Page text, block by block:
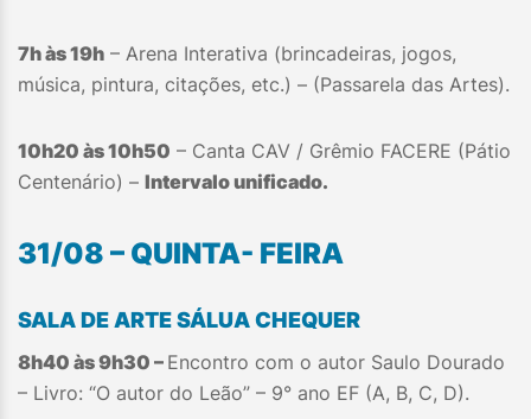
7h às 19h – Arena Interativa (brincadeiras, jogos,
música, pintura, citações, etc.) – (Passarela das Artes).
10h20 às 10h50 – Canta CAV / Grêmio FACERE (Pátio
Centenário) – Intervalo unificado.
31/08 – QUINTA- FEIRA
SALA DE ARTE SÁLUA CHEQUER
8h40 às 9h30 – Encontro com o autor Saulo Dourado
– Livro: “O autor do Leão” – 9° ano EF (A, B, C, D).